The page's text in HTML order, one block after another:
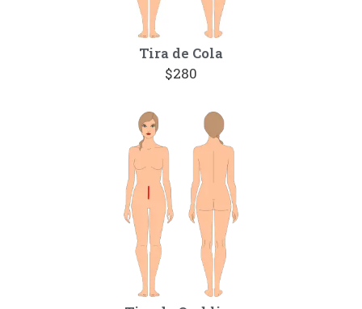
Tira de Cola
$280